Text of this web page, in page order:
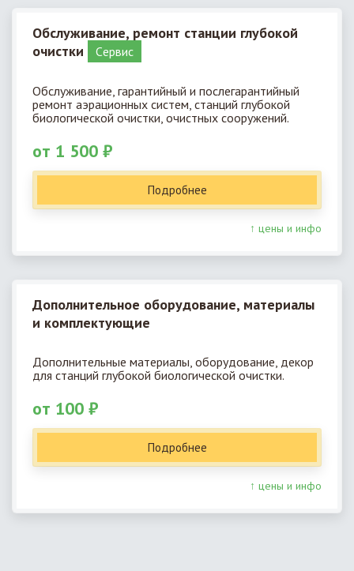
Обслуживание, ремонт станции глубокой
очистки
Cервис
Обслуживание, гарантийный и послегарантийный
ремонт аэрационных систем, станций глубокой
биологической очистки, очистных сооружений.
от 1 500 ₽
Подробнее
↑ цены и инфо
Дополнительное оборудование, материалы
и комплектующие
Дополнительные материалы, оборудование, декор
для станций глубокой биологической очистки.
от 100 ₽
Подробнее
↑ цены и инфо